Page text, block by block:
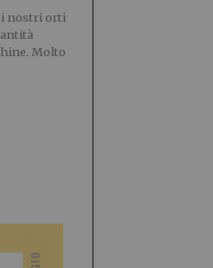
i nostri orti
Molto